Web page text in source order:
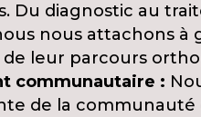
Du diagnostic au
nous attachons à
leur parcours
communautaire :
de la communauté